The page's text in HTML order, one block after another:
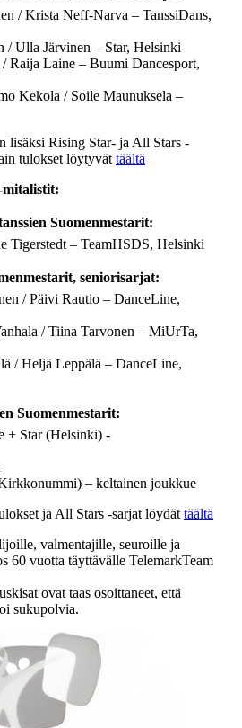
/ Krista Neff-Narva – TanssiDans,
/ Ulla Järvinen – Star, Helsinki
Raija Laine – Buumi Dancesport,
Kekola / Soile Maunuksela –
lisäksi Rising Star- ja All Stars -
tulokset löytyvät täältä
mitalistit:
Suomenmestarit:
Tigerstedt – TeamHSDS, Helsinki
seniorisarjat:
/ Päivi Rautio – DanceLine,
/ Tiina Tarvonen – MiUrTa,
/ Heljä Leppälä – DanceLine,
Suomenmestarit:
+ Star (Helsinki) -
– keltainen joukkue
ja All Stars -sarjat löydät täältä
valmentajille, seuroille ja
60 vuotta täyttävälle TelemarkTeam
ovat taas osoittaneet, että
sukupolvia.